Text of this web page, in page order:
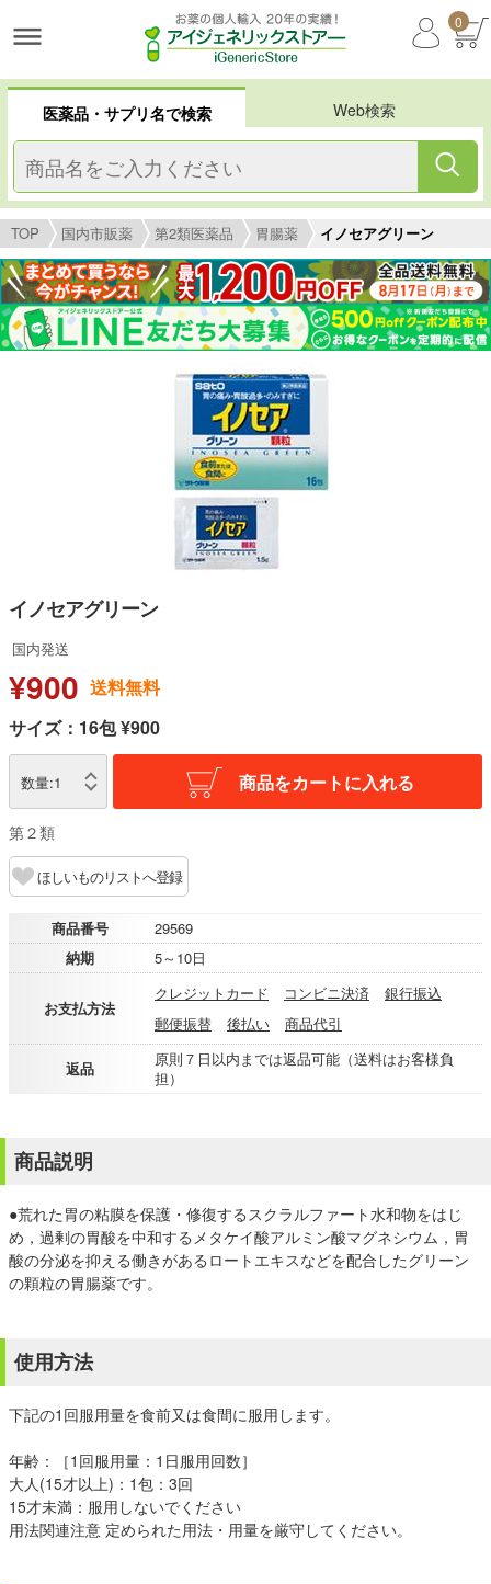
0
医薬品・サプリ名で検索 Web検索
TOP 国内市販薬 第2類医薬品 胃腸薬 イノセアグリーン
イノセアグリーン
国内発送
¥900 送料無料
サイズ：16包 ¥900
数量:1 商品をカートに入れる
第２類
ほしいものリストへ登録
商品番号
29569
納期
5～10日
お支払方法
クレジットカード コンビニ決済
銀行振込
郵便振替
後払い 商品代引
返品
原則７日以内までは返品可能（送料はお客様負
担）
商品説明
●荒れた胃の粘膜を保護・修復するスクラルファート水和物をはじ
め，過剰の胃酸を中和するメタケイ酸アルミン酸マグネシウム，胃
酸の分泌を抑える働きがあるロートエキスなどを配合したグリーン
の顆粒の胃腸薬です。
使用方法
下記の1回服用量を食前又は食間に服用します。
年齢：［1回服用量：1日服用回数］
大人(15才以上)：1包：3回
15才未満：服用しないでください
用法関連注意 定められた用法・用量を厳守してください。